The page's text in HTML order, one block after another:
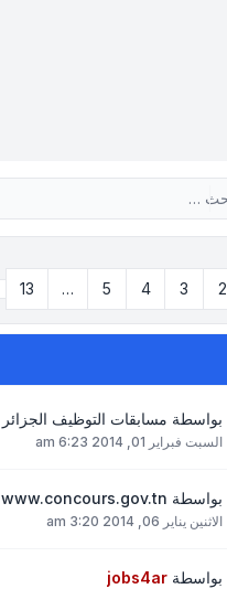
13
2
3
4
5
…
13
بواسطة مسابقات التوظيف الجزائر
السبت فبراير 01, 2014 6:23 am
بواسطة www.concours.gov.tn
الاثنين يناير 06, 2014 3:20 am
بواسطة jobs4ar